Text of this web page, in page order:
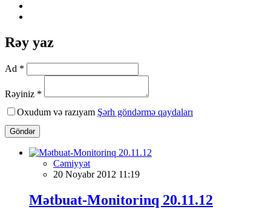
Rəy yaz
Ad *
Rəyiniz *
Oxudum və razıyam Şərh göndərmə qaydaları
Göndər
Cəmiyyət
20 Noyabr 2012 11:19
Mətbuat-Monitorinq 20.11.12